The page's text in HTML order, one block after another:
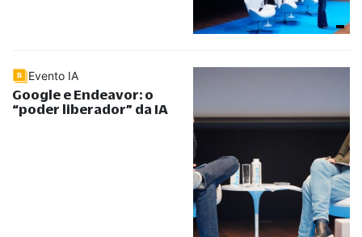
Evento IA
Google e Endeavor: o
“poder liberador” da IA